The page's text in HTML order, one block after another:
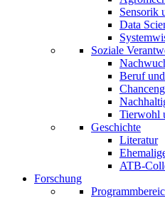
Sensorik
Data
Soziale
Beruf
Tierwohl
Geschichte
Literatur
ATB-
Forschung